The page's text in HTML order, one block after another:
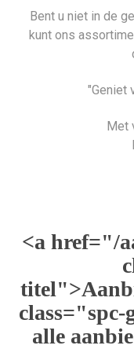
Bent u niet in de
kunt ons
"Geniet
Met
<a href="/
alle